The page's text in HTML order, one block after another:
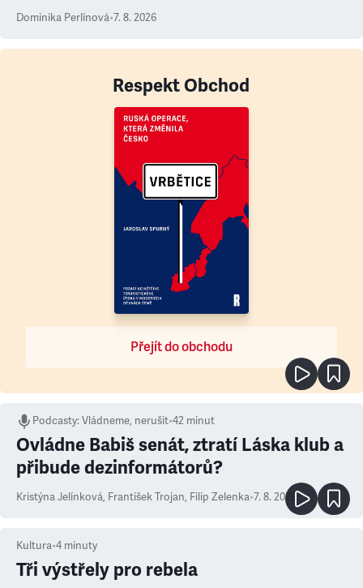
Dominika Perlínová•7. 8. 2026
Respekt Obchod
Přejít do obchodu
Podcasty:Vládneme, nerušit•42 minut
Ovládne Babiš senát, ztratí Láska klub a
přibude dezinformátorů?
Kristýna Jelínková, František Trojan, Filip Zelenka•7. 8. 2026
Kultura•4 minuty
Tři výstřely pro rebela